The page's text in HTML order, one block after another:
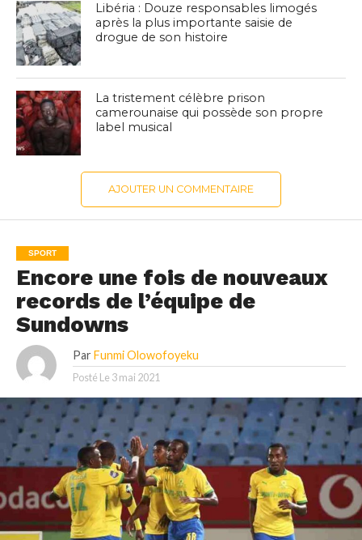
Libéria : Douze responsables limogés
après la plus importante saisie de
drogue de son histoire
La tristement célèbre prison
camerounaise qui possède son propre
label musical
AJOUTER UN COMMENTAIRE
SPORT
Encore une fois de nouveaux
records de l’équipe de
Sundowns
Par Funmi Olowofoyeku
Posté Le 3 mai 2021